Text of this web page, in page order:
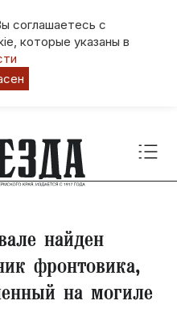
соглашаетесь с
которые указаны в
найден
фронтовика,
на могиле